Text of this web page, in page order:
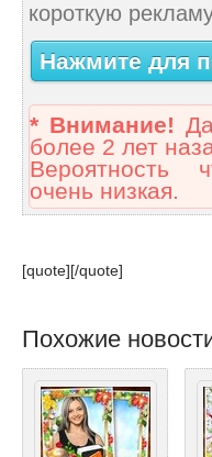
короткую
Нажмите для
* Внимание!
более 2 лет
Вероятность
очень низкая.
[quote][/quote]
Похожие